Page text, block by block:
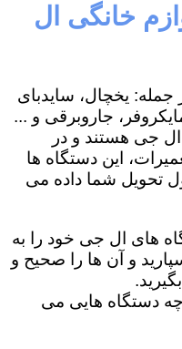
خانگی ال
جمله: یخچال، سایدبای
جاروبرقی و ...
جی هستند و در
این دستگاه ها
تحویل شما داده می
های ال جی خود را به
و آن ها را صحیح و
دستگاه هایی می